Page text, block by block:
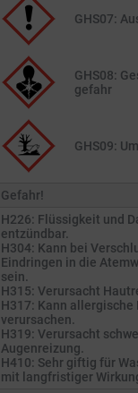
GHS07:
GHS08:
gefahr
GHS09:
Gefahr!
H226: Flüssigkeit und
entzündbar.
H304: Kann bei
Eindringen in die
sein.
H315: Verursacht
H317: Kann
verursachen.
H319: Verursacht
Augenreizung.
H410: Sehr giftig für
mit langfristiger